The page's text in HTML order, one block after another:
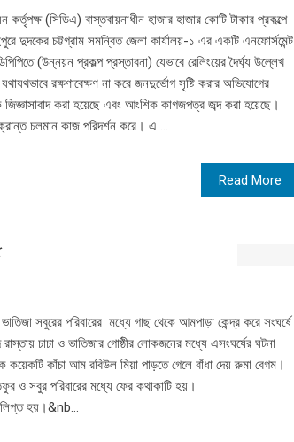
(সিডিএ) বাস্তবায়নাধীন হাজার হাজার কোটি টাকার প্রকল্পে
দুদকের চট্টগ্রাম সমন্বিত জেলা কার্যালয়-১ এর একটি এনফোর্সমেন্ট
(উন্নয়ন প্রকল্প প্রস্তাবনা) যেভাবে রেলিংয়ের দৈর্ঘ্য উল্লেখ
রক্ষণাবেক্ষণ না করে জনদুর্ভোগ সৃষ্টি করার অভিযোগের
করা হয়েছে এবং আংশিক কাগজপত্র জব্দ করা হয়েছে।
চলমান কাজ পরিদর্শন করে। এ ...
Read More
সবুরের পরিবারের মধ্যে গাছ থেকে আমপাড়া কেন্দ্র করে সংঘর্ষে
চাচা ও ভাতিজার গোষ্ঠীর লোকজনের মধ্যে এসংঘর্ষের ঘটনা
কয়েকটি কাঁচা আম রবিউল মিয়া পাড়তে গেলে বাঁধা দেয় রুমা বেগম।
ও সবুর পরিবারের মধ্যে ফের কথাকাটি হয়।
লিপ্ত হয়।&nb...